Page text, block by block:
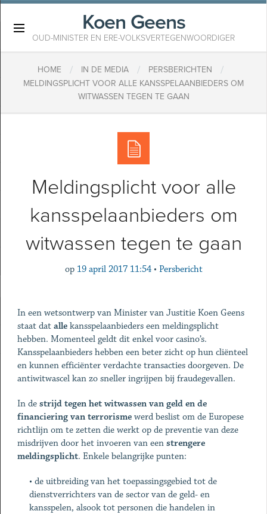
Koen Geens
OUD-MINISTER EN ERE-VOLKSVERTEGENWOORDIGER
HOME / IN DE MEDIA / PERSBERICHTEN /
MELDINGSPLICHT VOOR ALLE KANSSPELAANBIEDERS OM
WITWASSEN TEGEN TE GAAN
Meldingsplicht voor alle
kansspelaanbieders om
witwassen tegen te gaan
op 19 april 2017 11:54 • Persbericht
In een wetsontwerp van Minister van Justitie Koen Geens
staat dat alle kansspelaanbieders een meldingsplicht
hebben. Momenteel geldt dit enkel voor casino’s.
Kansspelaanbieders hebben een beter zicht op hun cliënteel
en kunnen efficiënter verdachte transacties doorgeven. De
antiwitwascel kan zo sneller ingrijpen bij fraudegevallen.
In de strijd tegen het witwassen van geld en de
financiering van terrorisme werd beslist om de Europese
richtlijn om te zetten die werkt op de preventie van deze
misdrijven door het invoeren van een strengere
meldingsplicht. Enkele belangrijke punten:
• de uitbreiding van het toepassingsgebied tot de
dienstverrichters van de sector van de geld- en
kansspelen, alsook tot personen die handelen in